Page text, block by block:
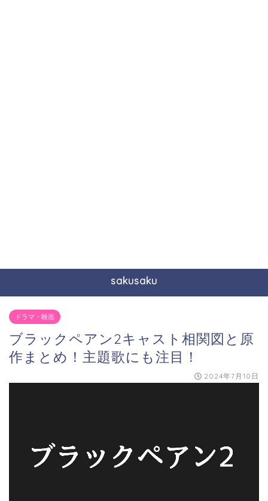
sakusaku
ドラマ・映画
ブラックペアン2キャスト相関図と原
作まとめ！主題歌にも注目！
2024年7月10日